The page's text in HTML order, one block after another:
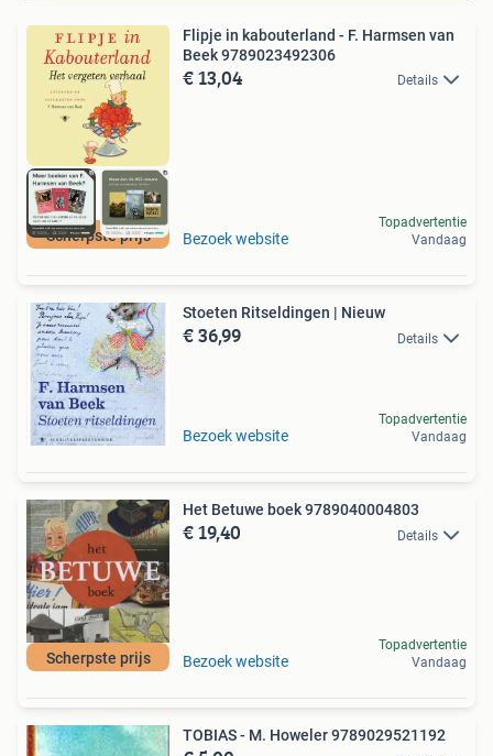
Scherpste prijs
Flipje in kabouterland - F. Harmsen van
Beek 9789023492306
€ 13,04 Details
Bezoek website
Topadvertentie
Vandaag
Stoeten Ritseldingen | Nieuw
€ 36,99 Details
Bezoek website
Topadvertentie
Vandaag
Scherpste prijs
Het Betuwe boek 9789040004803
€ 19,40 Details
Bezoek website
Topadvertentie
Vandaag
TOBIAS - M. Howeler 9789029521192